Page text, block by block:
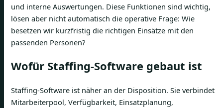
und interne Auswertungen. Diese Funktionen sind wichtig,
lösen aber nicht automatisch die operative Frage: Wie
besetzen wir kurzfristig die richtigen Einsätze mit den
passenden Personen?
Wofür Staffing-Software gebaut ist
Staffing-Software ist näher an der Disposition. Sie verbindet
Mitarbeiterpool, Verfügbarkeit, Einsatzplanung,